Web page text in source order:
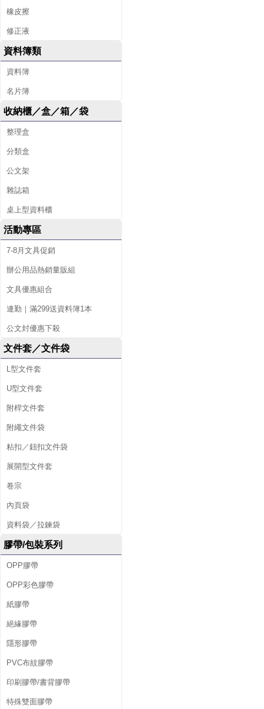
橡皮擦
修正液
資料簿類
資料簿
名片簿
收納櫃／盒／箱／袋
整理盒
分類盒
公文架
雜誌箱
桌上型資料櫃
活動專區
7-8月文具促銷
辦公用品熱銷量販組
文具優惠組合
連勤｜滿299送資料簿1本
公文封優惠下殺
文件套／文件袋
L型文件套
U型文件套
附桿文件套
附繩文件袋
粘扣／鈕扣文件袋
展開型文件套
卷宗
內頁袋
資料袋／拉鍊袋
膠帶/包裝系列
OPP膠帶
OPP彩色膠帶
紙膠帶
絕緣膠帶
隱形膠帶
PVC布紋膠帶
印刷膠帶/書背膠帶
特殊雙面膠帶